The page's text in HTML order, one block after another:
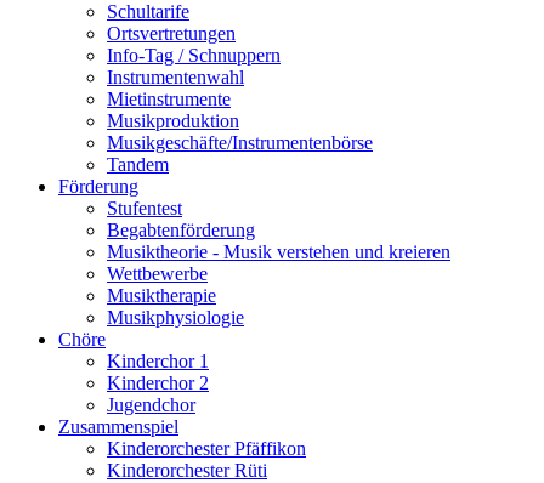
Schultarife
Ortsvertretungen
Info-Tag / Schnuppern
Instrumentenwahl
Mietinstrumente
Musikproduktion
Musikgeschäfte/Instrumentenbörse
Tandem
Förderung
Stufentest
Begabtenförderung
Musiktheorie - Musik verstehen und kreieren
Wettbewerbe
Musiktherapie
Musikphysiologie
Chöre
Kinderchor 1
Kinderchor 2
Jugendchor
Zusammenspiel
Kinderorchester Pfäffikon
Kinderorchester Rüti